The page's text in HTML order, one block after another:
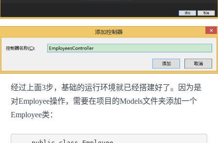
经过上面3步，基础的运行环境就已经搭建好了。因为是
对Employee操作，需要在项目的Models文件夹添加一个
Employee类：